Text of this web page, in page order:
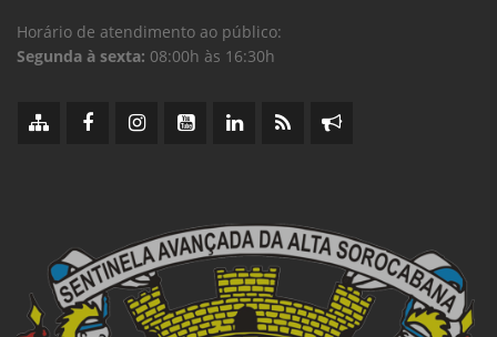
Horário de atendimento ao público:
Segunda à sexta: 08:00h às 16:30h